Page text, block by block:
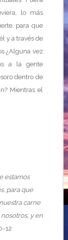
lo más
para que
y a través de
¿Alguna vez
a la gente
dentro de
Mientras el
estamos
para que
carne
y en
12